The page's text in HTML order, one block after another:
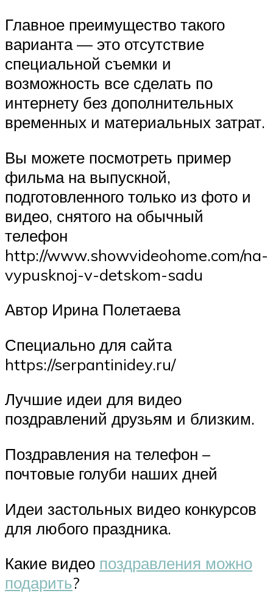
Главное преимущество такого
варианта — это отсутствие
специальной съемки и
возможность все сделать по
интернету без дополнительных
временных и материальных затрат.
Вы можете посмотреть пример
фильма на выпускной,
подготовленного только из фото и
видео, снятого на обычный
телефон
http://www.showvideohome.com/na-
vypusknoj-v-detskom-sadu
Автор Ирина Полетаева
Специально для сайта
https://serpantinidey.ru/
Лучшие идеи для видео
поздравлений друзьям и близким.
Поздравления на телефон –
почтовые голуби наших дней
Идеи застольных видео конкурсов
для любого праздника.
Какие видео поздравления можно
подарить?